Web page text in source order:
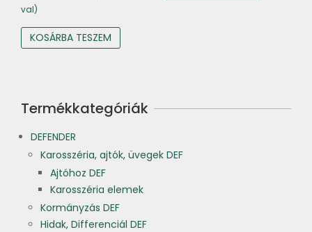
val)
KOSÁRBA TESZEM
Termékkategóriák
DEFENDER
Karosszéria, ajtók, üvegek DEF
Ajtóhoz DEF
Karosszéria elemek
Kormányzás DEF
Hidak, Differenciál DEF